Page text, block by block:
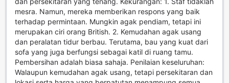
dengan orang tersayang atau menyemak informasi terkini
semasa berada di London.
Selain itu, hotel ini juga menawarkan penyimpanan bagasi
yang memudahkan anda menyimpan barang-barang
sebelum mendaftar masuk atau selepas mendaftar keluar.
Proses daftar masuk dan daftar keluar yang cepat dan
efisien menjadikan pengalaman anda lebih lancar. Dengan
perkhidmatan penyimpanan peti keselamatan, anda dapat
mesra. Namun, mereka memberikan respons yang baik
terhadap permintaan. Mungkin agak pendiam, tetapi ini
merupakan ciri orang British. 2. Kemudahan agak usang
dan peralatan tidur berbau. Terutama, bau yang kuat dari
sofa yang juga berfungsi sebagai katil di ruang tamu.
Pembersihan adalah biasa sahaja. Penilaian keseluruhan:
Walaupun kemudahan agak usang, tetapi persekitaran dan